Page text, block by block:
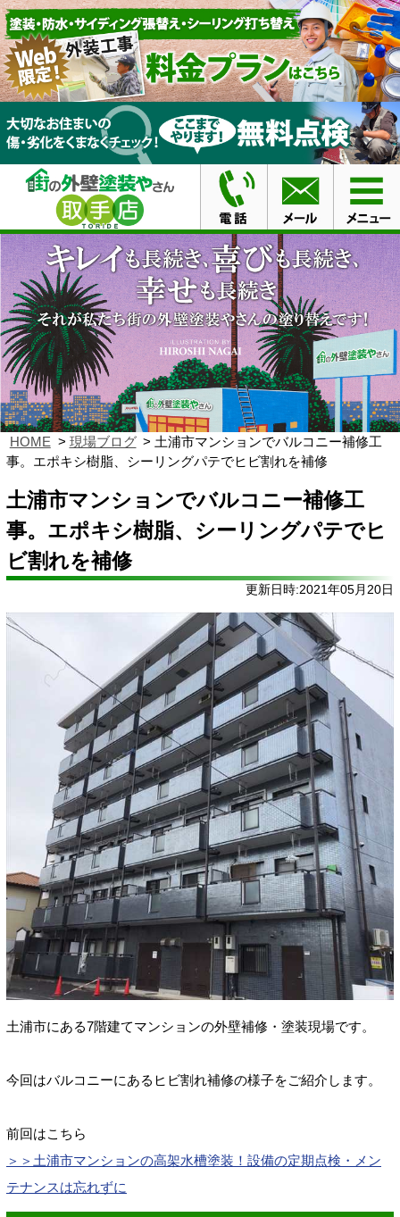
HOME 現場ブログ
土浦市マンションでバルコニー補修工
事。エポキシ樹脂、シーリングパテでヒビ割れを補修
土浦市マンションでバルコニー補修工
事。エポキシ樹脂、シーリングパテでヒ
ビ割れを補修
更新日時:2021年05月20日
土浦市にある7階建てマンションの外壁補修・塗装現場です。
今回はバルコニーにあるヒビ割れ補修の様子をご紹介します。
前回はこちら
＞＞土浦市マンションの高架水槽塗装！設備の定期点検・メン
テナンスは忘れずに